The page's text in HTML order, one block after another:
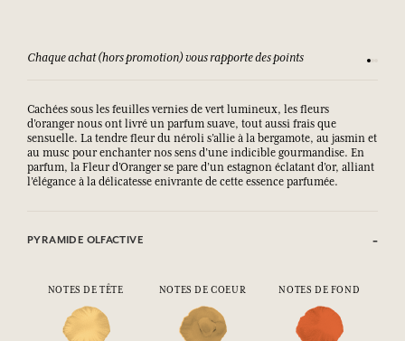
Chaque achat (hors promotion) vous rapporte des points
Cachées sous les feuilles vernies de vert lumineux, les fleurs
d’oranger nous ont livré un parfum suave, tout aussi frais que
sensuelle. La tendre fleur du néroli s’allie à la bergamote, au jasmin et
au musc pour enchanter nos sens d’une indicible gourmandise. En
parfum, la Fleur d’Oranger se pare d’un estagnon éclatant d’or, alliant
l’élégance à la délicatesse enivrante de cette essence parfumée.
PYRAMIDE OLFACTIVE
NOTES DE TÊTE NOTES DE COEUR NOTES DE FOND